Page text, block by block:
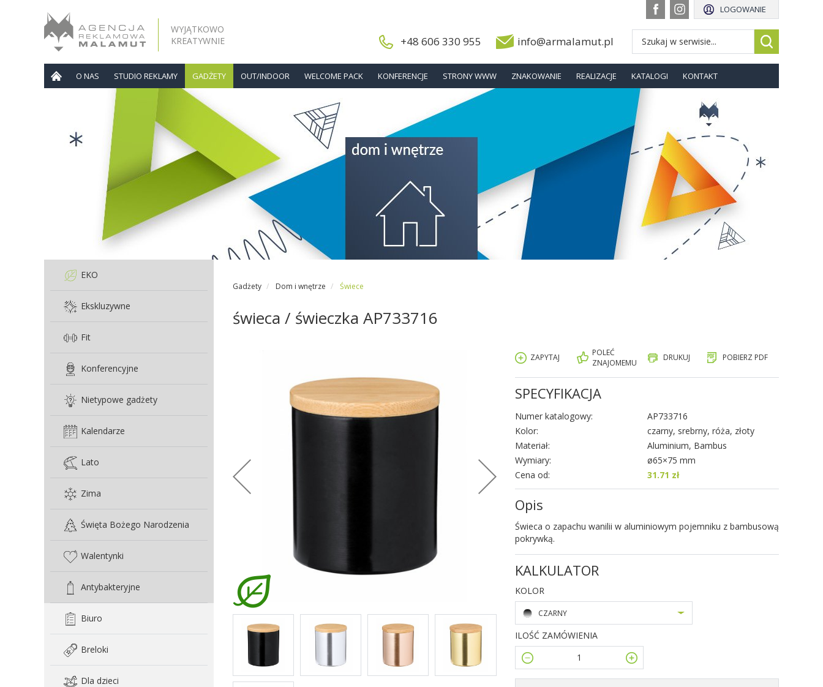
WYJĄTKOWO
KREATYWNIE
+48 606 330 955 info@armalamut.pl
LOGOWANIE
O NAS STUDIO REKLAMY GADŻETY OUT/INDOOR WELCOME PACK KONFERENCJE STRONY WWW ZNAKOWANIE REALIZACJE KATALOGI KONTAKT
EKO
Ekskluzywne
Fit
Konferencyjne
Nietypowe gadżety
Kalendarze
Lato
Zima
Święta Bożego Narodzenia
Walentynki
Antybakteryjne
Biuro
Breloki
Dla dzieci
Gadżety Dom i wnętrze Świece
świeca / świeczka AP733716
ZAPYTAJ
POLEĆ
ZNAJOMEMU
DRUKUJ POBIERZ PDF
SPECYFIKACJA
Numer katalogowy:
AP733716
Kolor:
czarny, srebrny, róża, złoty
Materiał:
Aluminium, Bambus
Wymiary:
ø65×75 mm
Cena od:
31.71 zł
Opis
Świeca o zapachu wanilii w aluminiowym pojemniku z bambusową
pokrywką.
KALKULATOR
KOLOR
CZARNY
ILOŚĆ ZAMÓWIENIA